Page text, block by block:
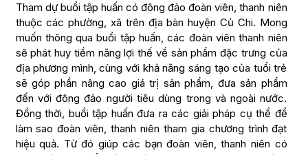
Tham dự buổi tập huấn có đông đảo đoàn viên, thanh niên
thuộc các phường, xã trên địa bàn huyện Củ Chi. Mong
muốn thông qua buổi tập huấn, các đoàn viên thanh niên
sẽ phát huy tiềm năng lợi thế về sản phẩm đặc trưng của
địa phương mình, cùng với khả năng sáng tạo của tuổi trẻ
sẽ góp phần nâng cao giá trị sản phẩm, đưa sản phẩm
đến với đông đảo người tiêu dùng trong và ngoài nước.
Đồng thời, buổi tập huấn đưa ra các giải pháp cụ thể để
làm sao đoàn viên, thanh niên tham gia chương trình đạt
hiệu quả. Từ đó giúp các bạn đoàn viên, thanh niên có